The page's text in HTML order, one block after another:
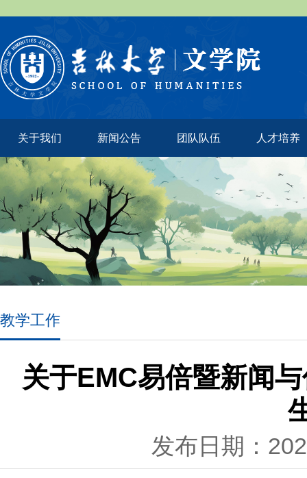
关于我们 新闻公告 团队队伍 人才培养
教学工作
关于EMC易倍暨新闻
发布日期：